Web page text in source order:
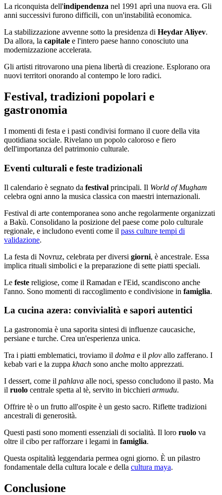
La riconquista dell'indipendenza nel 1991 aprì una nuova era. Gli
anni successivi furono difficili, con un'instabilità economica.
La stabilizzazione avvenne sotto la presidenza di Heydar Aliyev.
Da allora, la capitale e l'intero paese hanno conosciuto una
modernizzazione accelerata.
Gli artisti ritrovarono una piena libertà di creazione. Esplorano ora
nuovi territori onorando al contempo le loro radici.
Festival, tradizioni popolari e
gastronomia
I momenti di festa e i pasti condivisi formano il cuore della vita
quotidiana sociale. Rivelano un popolo caloroso e fiero
dell'importanza del patrimonio culturale.
Eventi culturali e feste tradizionali
Il calendario è segnato da festival principali. Il World of Mugham
celebra ogni anno la musica classica con maestri internazionali.
Festival di arte contemporanea sono anche regolarmente organizzati
a Bakù. Consolidano la posizione del paese come polo culturale
regionale, e includono eventi come il pass culture tempi di
validazione.
La festa di Novruz, celebrata per diversi giorni, è ancestrale. Essa
implica rituali simbolici e la preparazione di sette piatti speciali.
Le feste religiose, come il Ramadan e l'Eid, scandiscono anche
l'anno. Sono momenti di raccoglimento e condivisione in famiglia.
La cucina azera: convivialità e sapori autentici
La gastronomia è una saporita sintesi di influenze caucasiche,
persiane e turche. Crea un'esperienza unica.
Tra i piatti emblematici, troviamo il dolma e il plov allo zafferano. I
kebab vari e la zuppa khach sono anche molto apprezzati.
I dessert, come il pahlava alle noci, spesso concludono il pasto. Ma
il ruolo centrale spetta al tè, servito in bicchieri armudu.
Offrire tè o un frutto all'ospite è un gesto sacro. Riflette tradizioni
ancestrali di generosità.
Questi pasti sono momenti essenziali di socialità. Il loro ruolo va
oltre il cibo per rafforzare i legami in famiglia.
Questa ospitalità leggendaria permea ogni giorno. È un pilastro
fondamentale della cultura locale e della cultura maya.
Conclusione